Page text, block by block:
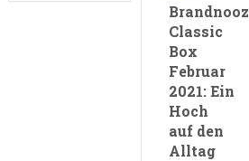
Brandnooz
Classic
Box
Februar
2021: Ein
Hoch
auf den
Alltag